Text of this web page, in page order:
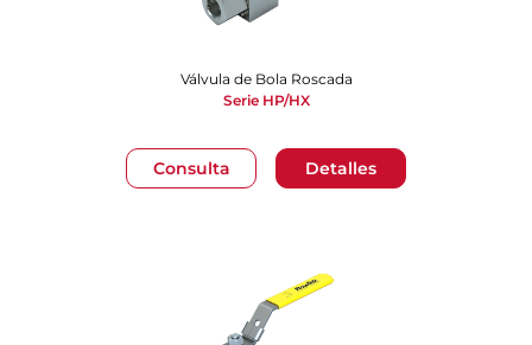
Consulta Detalles
Válvula de Bola Roscada
Serie HP/HX